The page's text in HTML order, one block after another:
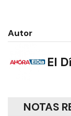
Autor
El
NOTAS